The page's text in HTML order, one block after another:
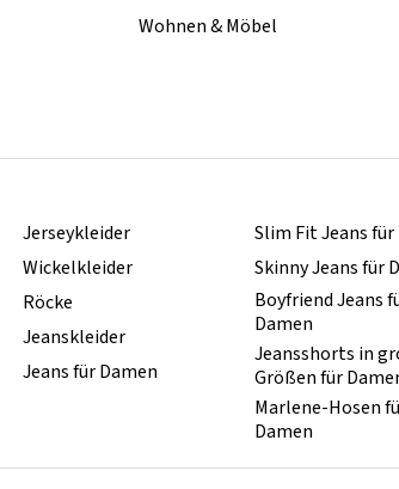
Wohnen & Möbel
Jerseykleider
Wickelkleider
Röcke
Jeanskleider
Jeans für Damen
Slim Fit Jeans für
Skinny Jeans für
Boyfriend Jeans
Damen
Jeansshorts in
Größen für
Marlene-Hosen
Damen